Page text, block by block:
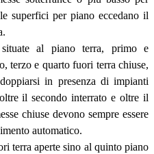
superfici per piano eccedano il
situate al piano terra, primo e
terzo e quarto fuori terra chiuse,
in presenza di impianti
il secondo interrato e oltre il
chiuse devono sempre essere
automatico.
terra aperte sino al quinto piano